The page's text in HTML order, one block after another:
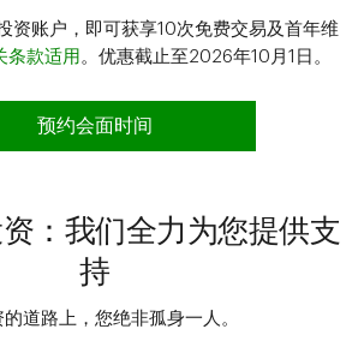
资账户，即可获享10次免费交易及首年维
条款适用。优惠截止至2026年10月1日。
预约会面时间
：我们全力为您提供支
持
道路上，您绝非孤身一人。